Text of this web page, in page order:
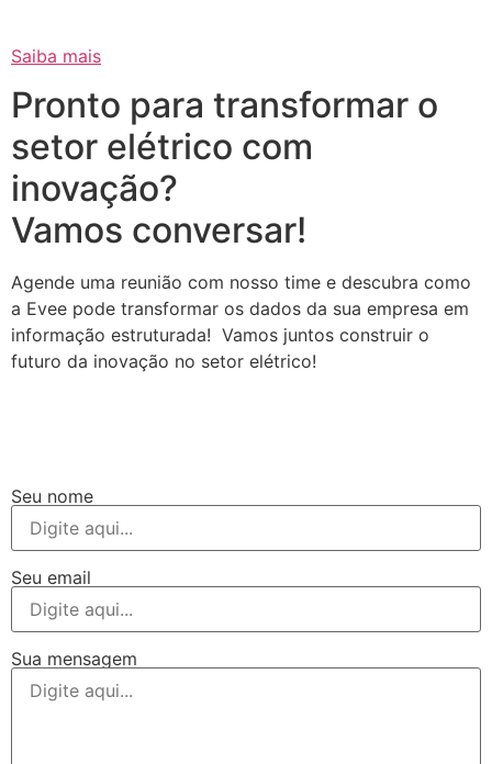
Saiba mais
Pronto para transformar o
setor elétrico com
inovação?
Vamos conversar!
Agende uma reunião com nosso time e descubra como
a Evee pode transformar os dados da sua empresa em
informação estruturada! Vamos juntos construir o
futuro da inovação no setor elétrico!
Seu nome
Seu email
Sua mensagem